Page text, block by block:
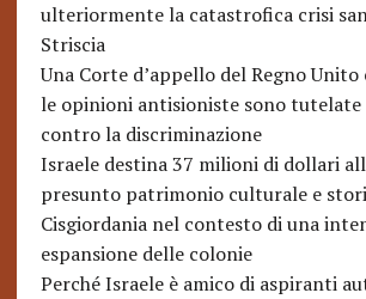
ulteriormente la catastrofica crisi
Striscia
Una Corte d’appello del Regno
le opinioni antisioniste sono tutelate
contro la discriminazione
Israele destina 37 milioni di dollari
presunto patrimonio culturale e
Cisgiordania nel contesto di una
espansione delle colonie
Perché Israele è amico di aspiranti